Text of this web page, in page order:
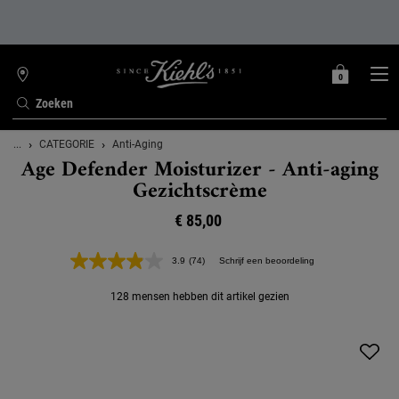
Zoeken
WINKELZOEKER
MIJN
0
0 PRODUCT
Hoofdinhoud
... CATEGORIE Anti-Aging
Age Defender Moisturizer - Anti-aging
Gezichtscrème
€ 85,00
3.9 Lees
beoordelingen.
(74) Schrijf een beoordeling
128 mensen hebben dit artikel gezien